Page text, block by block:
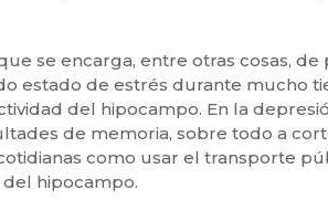
se encarga, entre otras cosas,
estado de estrés durante mucho
del hipocampo. En la
de memoria, sobre todo a
como usar el transporte
hipocampo.